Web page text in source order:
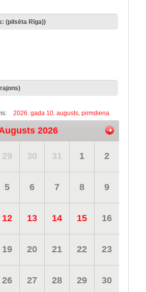
2026. gada 10. augusts, pirmdiena
2026
29 30 31 1 2
5 6 7 8 9
12 13 14 15 16
19 20 21 22 23
26 27 28 29 30